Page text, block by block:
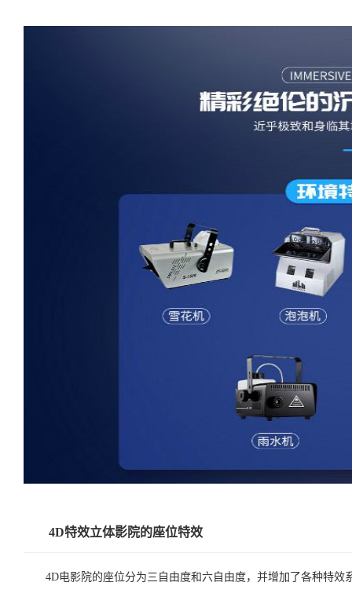
4D特效立体影院的座位特效
4D电影院的座位分为三自由度和六自由度，并增加了各种特效